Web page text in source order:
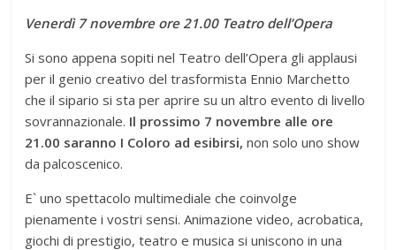
Venerdì 7 novembre ore 21.00 Teatro dell’Opera
Si sono appena sopiti nel Teatro dell’Opera gli applausi
per il genio creativo del trasformista Ennio Marchetto
che il sipario si sta per aprire su un altro evento di livello
sovrannazionale. Il prossimo 7 novembre alle ore
21.00 saranno I Coloro ad esibirsi, non solo uno show
da palcoscenico.
E` uno spettacolo multimediale che coinvolge
pienamente i vostri sensi. Animazione video, acrobatica,
giochi di prestigio, teatro e musica si uniscono in una